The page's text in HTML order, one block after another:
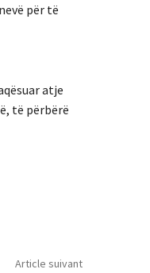
për të
atje
të përbërë
Article suivant